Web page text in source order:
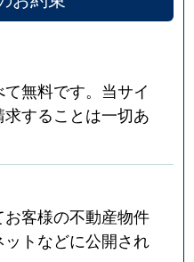
無料です。当サイ
することは一切あ
客様の不動産物件
トなどに公開され